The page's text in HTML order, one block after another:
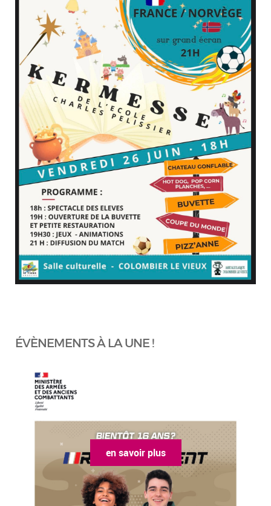
ÉVÈNEMENTS À LA UNE !
en savoir plus